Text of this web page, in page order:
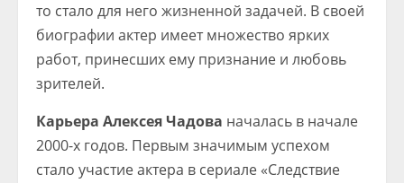
то стало для него жизненной задачей. В своей
биографии актер имеет множество ярких
работ, принесших ему признание и любовь
зрителей.
Карьера Алексея Чадова началась в начале
2000-х годов. Первым значимым успехом
стало участие актера в сериале «Следствие